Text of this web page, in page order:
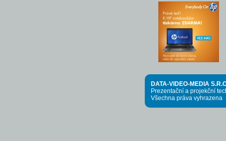
DATA-VIDEO-MEDIA
Prezentační a projekční
Všechna práva vyhrazena